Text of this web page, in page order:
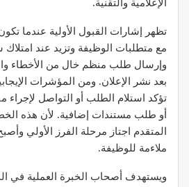
الإعلامية والتقنية.
تظهر إشارات القبول الأولية عندما
مع متطلبات الوظيفة وتزيد عند
وإرسال طلب منظم خال من الأخطاء
بعد نشر الإعلان. ومن المؤشرات
تؤكد استلام الطلب أو التواصل لإجراء
أو طلب مستندات إضافية. لأن هذه
المتقدم اجتاز مرحلة الفرز الأولي
ملاءمة للوظيفة.
ويستهدف أصحاب الخبرة العملية في